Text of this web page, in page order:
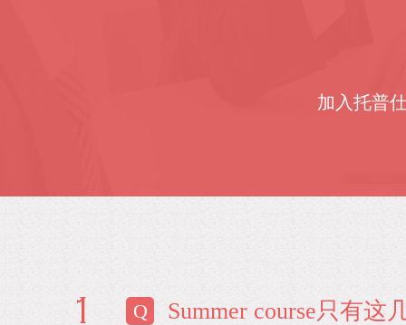
加入托普
Q Summer course只有这